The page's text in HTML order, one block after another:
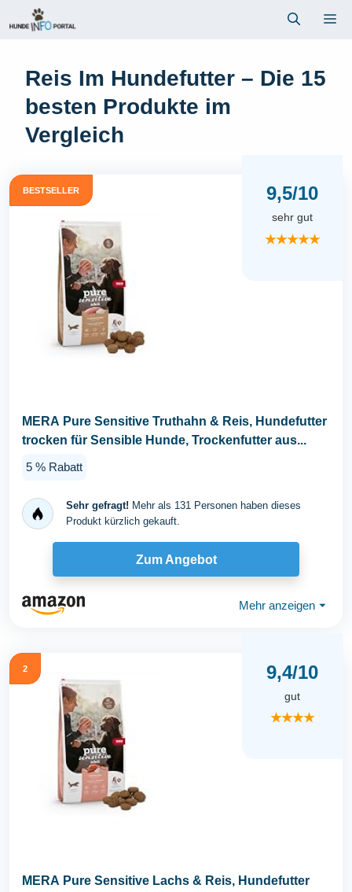
Inhalt
Reis Im Hundefutter – Die 15
besten Produkte im
Vergleich
BESTSELLER 9,5/10
sehr gut
★★★★★
MERA Pure Sensitive Truthahn & Reis, Hundefutter
trocken für Sensible Hunde, Trockenfutter aus...
5 % Rabatt
Sehr gefragt! Mehr als 131 Personen haben dieses
Produkt kürzlich gekauft.
Zum Angebot
Mehr anzeigen ⏷
2 9,4/10
gut
★★★★
MERA Pure Sensitive Lachs & Reis, Hundefutter